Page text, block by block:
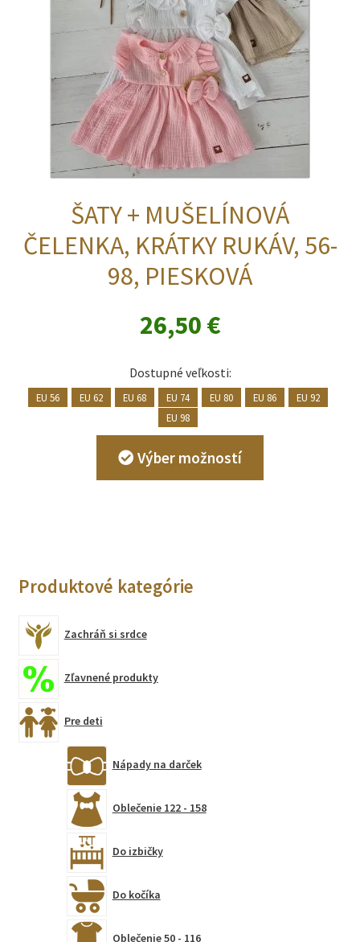
na
stránke
produktu.
ŠATY + MUŠELÍNOVÁ
ČELENKA, KRÁTKY RUKÁV, 56-
98, PIESKOVÁ
26,50 €
Dostupné veľkosti:
EU 56 EU 62 EU 68 EU 74 EU 80 EU 86
EU 92
EU 98
Výber možností
má
Produktové kategórie
Zachráň si srdce
Zľavnené produkty
Pre deti
Nápady na darček
Oblečenie 122 - 158
Do izbičky
Do kočíka
Oblečenie 50 - 116